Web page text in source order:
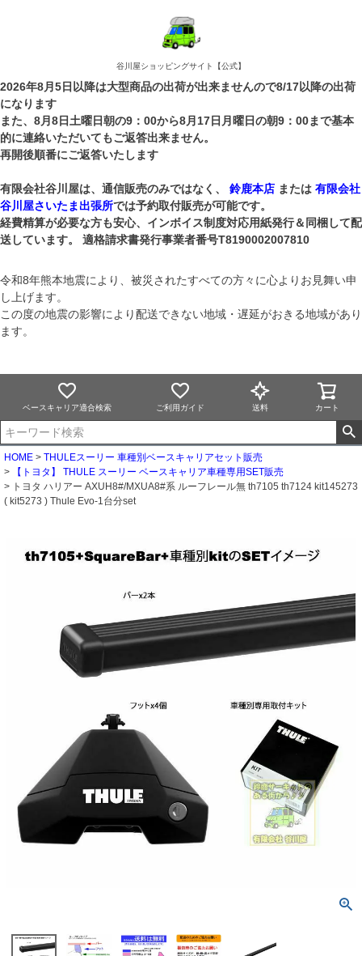
谷川屋ショッピングサイト【公式】
2026年8月5日以降は大型商品の出荷が出来ませんので8/17以降の出荷
になります
また、8月8日土曜日朝の9：00から8月17日月曜日の朝9：00まで基本
的に連絡いただいてもご返答出来ません。
再開後順番にご返答いたします
有限会社谷川屋は、通信販売のみではなく、 鈴鹿本店 または 有限会社
谷川屋さいたま出張所では予約取付販売が可能です。
経費精算が必要な方も安心、インボイス制度対応用紙発行＆同梱して配
送しています。 適格請求書発行事業者番号T8190002007810
令和8年熊本地震により、被災されたすべての方々に心よりお見舞い申
し上げます。
この度の地震の影響により配送できない地域・遅延がおきる地域があり
ます。
ベースキャリア適合検索 ご利用ガイド 送料 カート
HOME
THULEスーリー 車種別ベースキャリアセット販売
【トヨタ】 THULE スーリー ベースキャリア車種専用SET販売
トヨタ ハリアー AXUH8#/MXUA8#系 ルーフレール無 th7105 th7124 kit145273
( kit5273 ) Thule Evo-1台分set